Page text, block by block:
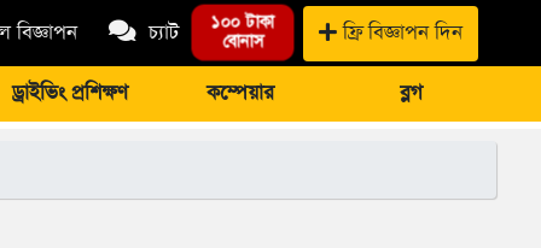
বিজ্ঞাপন চ্যাট ১০০ টাকা
বোনাস ফ্রি বিজ্ঞাপন দিন
ড্রাইভিং প্রশিক্ষণ কম্পেয়ার ব্লগ